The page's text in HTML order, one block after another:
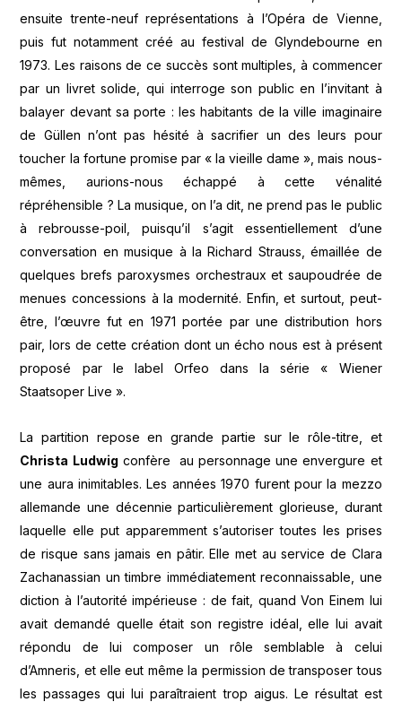
ensuite trente-neuf représentations à l’Opéra de Vienne,
puis fut notamment créé au festival de Glyndebourne en
1973. Les raisons de ce succès sont multiples, à commencer
par un livret solide, qui interroge son public en l’invitant à
balayer devant sa porte : les habitants de la ville imaginaire
de Güllen n’ont pas hésité à sacrifier un des leurs pour
toucher la fortune promise par « la vieille dame », mais nous-
mêmes, aurions-nous échappé à cette vénalité
répréhensible ? La musique, on l’a dit, ne prend pas le public
à rebrousse-poil, puisqu’il s’agit essentiellement d’une
conversation en musique à la Richard Strauss, émaillée de
quelques brefs paroxysmes orchestraux et saupoudrée de
menues concessions à la modernité. Enfin, et surtout, peut-
être, l’œuvre fut en 1971 portée par une distribution hors
pair, lors de cette création dont un écho nous est à présent
proposé par le label Orfeo dans la série « Wiener
Staatsoper Live ».
La partition repose en grande partie sur le rôle-titre, et
Christa Ludwig confère au personnage une envergure et
une aura inimitables. Les années 1970 furent pour la mezzo
allemande une décennie particulièrement glorieuse, durant
laquelle elle put apparemment s’autoriser toutes les prises
de risque sans jamais en pâtir. Elle met au service de Clara
Zachanassian un timbre immédiatement reconnaissable, une
diction à l’autorité impérieuse : de fait, quand Von Einem lui
avait demandé quelle était son registre idéal, elle lui avait
répondu de lui composer un rôle semblable à celui
d’Amneris, et elle eut même la permission de transposer tous
les passages qui lui paraîtraient trop aigus. Le résultat est